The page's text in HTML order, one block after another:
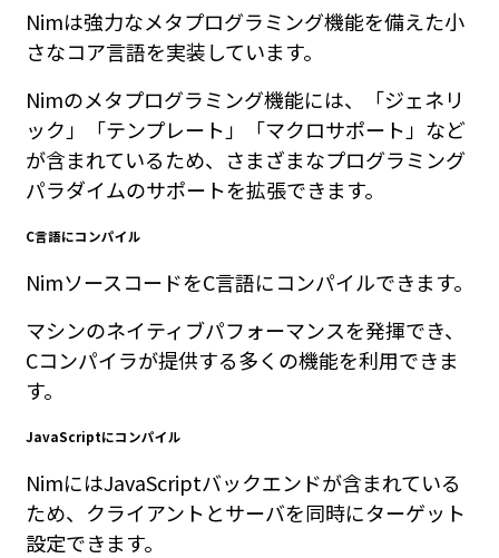
Nimは強力なメタプログラミング機能を備えた小
さなコア言語を実装しています。
Nimのメタプログラミング機能には、「ジェネリ
ック」「テンプレート」「マクロサポート」など
が含まれているため、さまざまなプログラミング
パラダイムのサポートを拡張できます。
C言語にコンパイル
NimソースコードをC言語にコンパイルできます。
マシンのネイティブパフォーマンスを発揮でき、
Cコンパイラが提供する多くの機能を利用できま
す。
JavaScriptにコンパイル
NimにはJavaScriptバックエンドが含まれている
ため、クライアントとサーバを同時にターゲット
設定できます。